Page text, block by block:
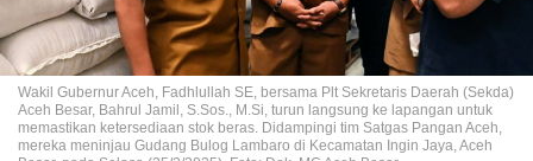
Wakil Gubernur Aceh, Fadhlullah SE, bersama Plt Sekretaris Daerah (Sekda)
Aceh Besar, Bahrul Jamil, S.Sos., M.Si, turun langsung ke lapangan untuk
memastikan ketersediaan stok beras. Didampingi tim Satgas Pangan Aceh,
mereka meninjau Gudang Bulog Lambaro di Kecamatan Ingin Jaya, Aceh